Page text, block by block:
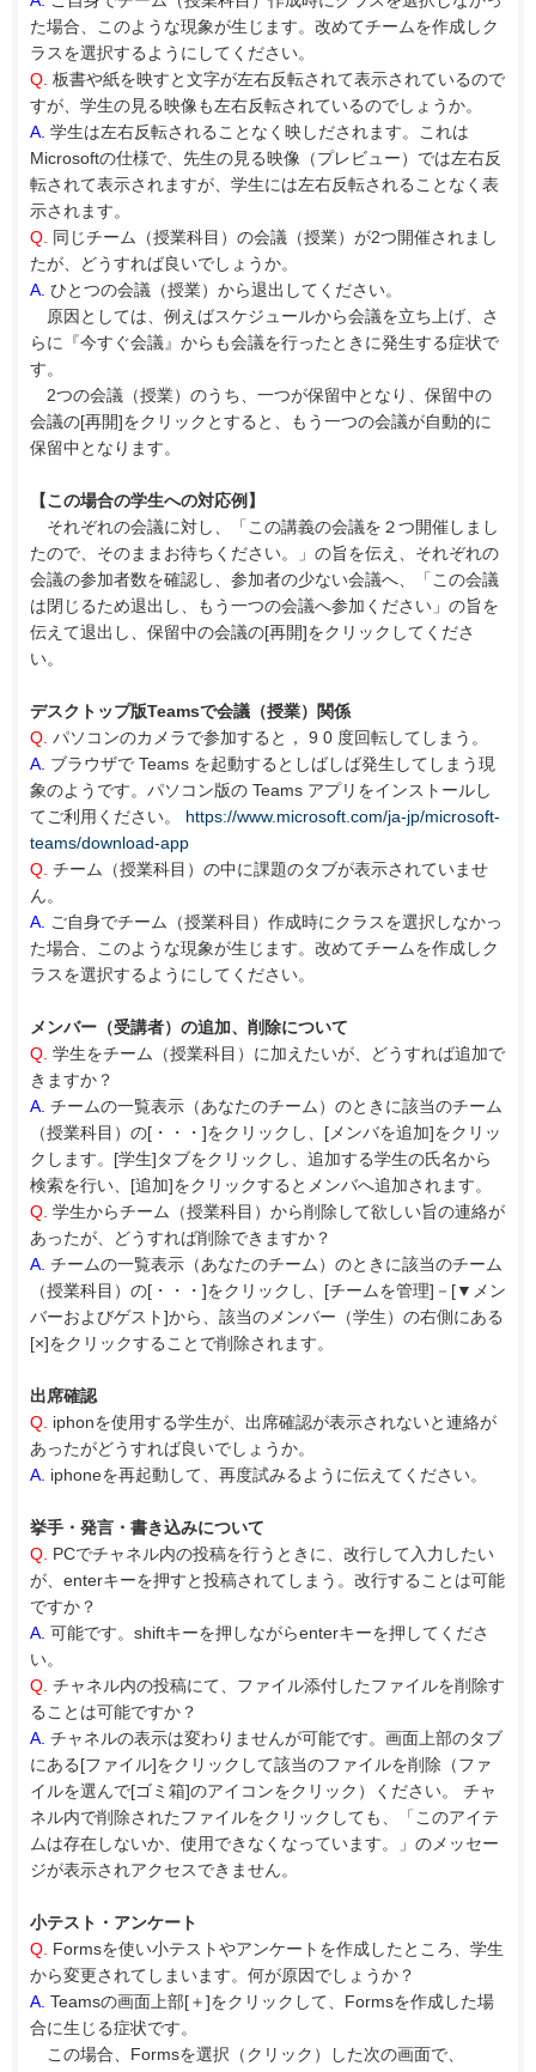
た場合、このような現象が生じます。改めてチームを作成しク
ラスを選択するようにしてください。
Q. 板書や紙を映すと文字が左右反転されて表示されているので
すが、学生の見る映像も左右反転されているのでしょうか。
A. 学生は左右反転されることなく映しだされます。これは
Microsoftの仕様で、先生の見る映像（プレビュー）では左右反
転されて表示されますが、学生には左右反転されることなく表
示されます。
Q. 同じチーム（授業科目）の会議（授業）が2つ開催されまし
たが、どうすれば良いでしょうか。
A. ひとつの会議（授業）から退出してください。
原因としては、例えばスケジュールから会議を立ち上げ、さ
らに『今すぐ会議』からも会議を行ったときに発生する症状で
す。
2つの会議（授業）のうち、一つが保留中となり、保留中の
会議の[再開]をクリックとすると、もう一つの会議が自動的に
保留中となります。
【この場合の学生への対応例】
それぞれの会議に対し、「この講義の会議を２つ開催しまし
たので、そのままお待ちください。」の旨を伝え、それぞれの
会議の参加者数を確認し、参加者の少ない会議へ、「この会議
は閉じるため退出し、もう一つの会議へ参加ください」の旨を
伝えて退出し、保留中の会議の[再開]をクリックしてくださ
い。
デスクトップ版Teamsで会議（授業）関係
Q. パソコンのカメラで参加すると， 9 0 度回転してしまう。
A. ブラウザで Teams を起動するとしばしば発生してしまう現
象のようです。パソコン版の Teams アプリをインストールし
てご利用ください。 https://www.microsoft.com/ja-jp/microsoft-
teams/download-app
Q. チーム（授業科目）の中に課題のタブが表示されていませ
ん。
A.
ご自身でチーム（授業科目）作成時にクラスを選択しなかっ
た場合、このような現象が生じます。改めてチームを作成しク
ラスを選択するようにしてください。
メンバー（受講者）の追加、削除について
Q. 学生をチーム（授業科目）に加えたいが、どうすれば追加で
きますか？
A. チームの一覧表示（あなたのチーム）のときに該当のチーム
（授業科目）の[・・・]をクリックし、[メンバを追加]をクリッ
クします。[学生]タブをクリックし、追加する学生の氏名から
検索を行い、[追加]をクリックするとメンバへ追加されます。
Q. 学生からチーム（授業科目）から削除して欲しい旨の連絡が
あったが、どうすれば削除できますか？
A. チームの一覧表示（あなたのチーム）のときに該当のチーム
（授業科目）の[・・・]をクリックし、[チームを管理]－[▼メン
バーおよびゲスト]から、該当のメンバー（学生）の右側にある
[×]をクリックすることで削除されます。
出席確認
Q. iphonを使用する学生が、出席確認が表示されないと連絡が
あったがどうすれば良いでしょうか。
A. iphoneを再起動して、再度試みるように伝えてください。
挙手・発言・書き込みについて
Q. PCでチャネル内の投稿を行うときに、改行して入力したい
が、enterキーを押すと投稿されてしまう。改行することは可能
ですか？
A. 可能です。shiftキーを押しながらenterキーを押してくださ
い。
Q. チャネル内の投稿にて、ファイル添付したファイルを削除す
ることは可能ですか？
A. チャネルの表示は変わりませんが可能です。画面上部のタブ
にある[ファイル]をクリックして該当のファイルを削除（ファ
イルを選んで[ゴミ箱]のアイコンをクリック）ください。 チャ
ネル内で削除されたファイルをクリックしても、「このアイテ
ムは存在しないか、使用できなくなっています。」のメッセー
ジが表示されアクセスできません。
小テスト・アンケート
Q. Formsを使い小テストやアンケートを作成したところ、学生
から変更されてしまいます。何が原因でしょうか？
A. Teamsの画面上部[＋]をクリックして、Formsを作成した場
合に生じる症状です。
この場合、Formsを選択（クリック）した次の画面で、